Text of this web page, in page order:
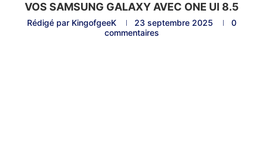
VOS SAMSUNG GALAXY AVEC ONE UI 8.5
Rédigé par KingofgeeK 23 septembre 2025
0
commentaires